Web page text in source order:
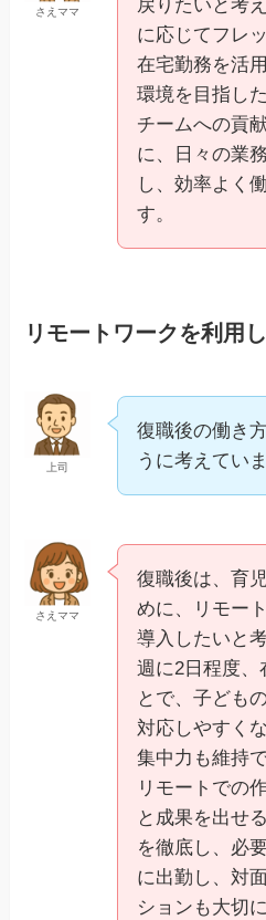
さえママ
戻りたいと考
に応じてフレ
在宅勤務を活
環境を目指し
チームへの貢
に、日々の業
し、効率よく
す。
リモートワークを利用
上司
復職後の働き
うに考えてい
さえママ
復職後は、育
めに、リモー
導入したいと
週に2日程度、
とで、子ども
対応しやすく
集中力も維持
リモートでの
と成果を出せ
を徹底し、必
に出勤し、対
ションも大切